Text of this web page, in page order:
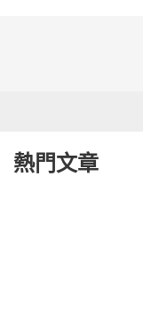
熱門文章